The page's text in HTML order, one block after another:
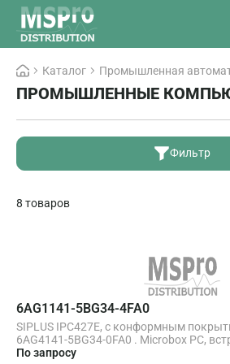
Каталог Промышленная
ПРОМЫШЛЕННЫЕ
Фильтр
8 товаров
6AG1141-5BG34-4FA0
SIPLUS IPC427E, с конформным
6AG4141-5BG34-0FA0 . Microbox PC,
4x USB V3.0 (высокий ток), PCIe
По запросу